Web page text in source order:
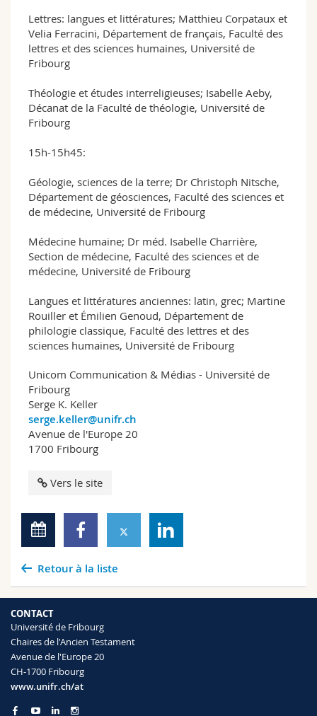
Lettres: langues et littératures; Matthieu Corpataux et
Velia Ferracini, Département de français, Faculté des
lettres et des sciences humaines, Université de
Fribourg
Théologie et études interreligieuses; Isabelle Aeby,
Décanat de la Faculté de théologie, Université de
Fribourg
15h-15h45:
Géologie, sciences de la terre; Dr Christoph Nitsche,
Département de géosciences, Faculté des sciences et
de médecine, Université de Fribourg
Médecine humaine; Dr méd. Isabelle Charrière,
Section de médecine, Faculté des sciences et de
médecine, Université de Fribourg
Langues et littératures anciennes: latin, grec; Martine
Rouiller et Émilien Genoud, Département de
philologie classique, Faculté des lettres et des
sciences humaines, Université de Fribourg
Unicom Communication & Médias - Université de
Fribourg
Serge K. Keller
serge.keller@unifr.ch
Avenue de l'Europe 20
1700 Fribourg
Vers le site
Retour à la liste
CONTACT
Université de Fribourg
Chaires de l'Ancien Testament
Avenue de l'Europe 20
CH-1700 Fribourg
www.unifr.ch/at